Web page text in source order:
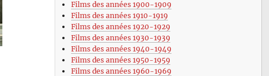
Films des années 1900-1909
Films des années 1910-1919
Films des années 1920-1929
Films des années 1930-1939
Films des années 1940-1949
Films des années 1950-1959
Films des années 1960-1969